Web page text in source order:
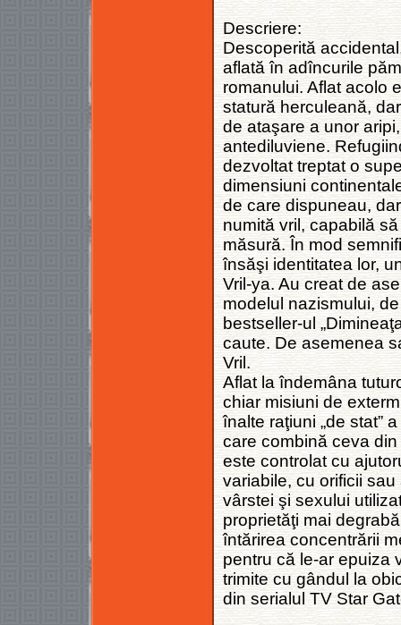
Descriere:
Descoperită
aflată în adîncurile
romanului. Aflat acolo
statură herculeană,
de ataşare a unor
antediluviene.
dezvoltat treptat o
dimensiuni
de care dispuneau,
numită vril, capabilă
măsură. În mod
însăşi identitatea lor,
Vril-ya. Au creat de
modelul nazismului,
bestseller-ul
caute. De asemenea
Vril.
Aflat la îndemâna
chiar misiuni de
înalte raţiuni „de stat”
care combină ceva
este controlat cu
variabile, cu orificii
vârstei şi sexului
proprietăţi mai
întărirea concentrării
pentru că le-ar epuiza
trimite cu gândul la
din serialul TV Star